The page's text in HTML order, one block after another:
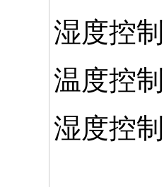
湿度控
温度控
湿度控